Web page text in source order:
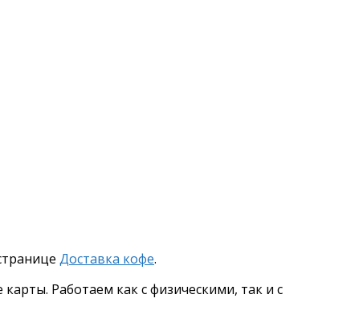
Доставка кофе.
Работаем как с физическими, так и с